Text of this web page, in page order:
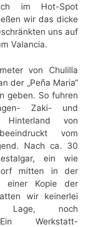
im Hot-Spot
wir das dicke
uns auf
Valancia.
von Chulilla
der „Peña Maria“
geben. So fuhren
Zaki- und
Hinterland von
vom
Nach ca. 30
ein wie
mitten in der
einer Kopie der
wir keinerlei
Lage, noch
Ein Werkstatt-